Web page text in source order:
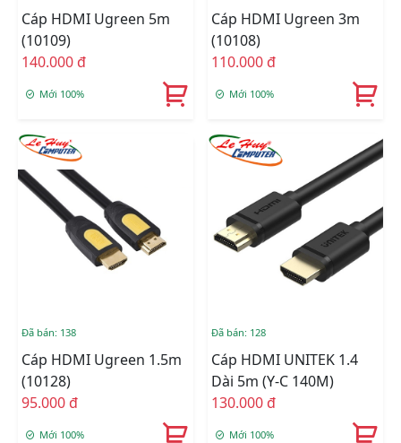
Cáp HDMI Ugreen 5m
(10109)
140.000 đ
Mới 100%
Cáp HDMI Ugreen 3m
(10108)
110.000 đ
Mới 100%
Đã bán: 138
Cáp HDMI Ugreen 1.5m
(10128)
95.000 đ
Mới 100%
Đã bán: 128
Cáp HDMI UNITEK 1.4
Dài 5m (Y-C 140M)
130.000 đ
Mới 100%